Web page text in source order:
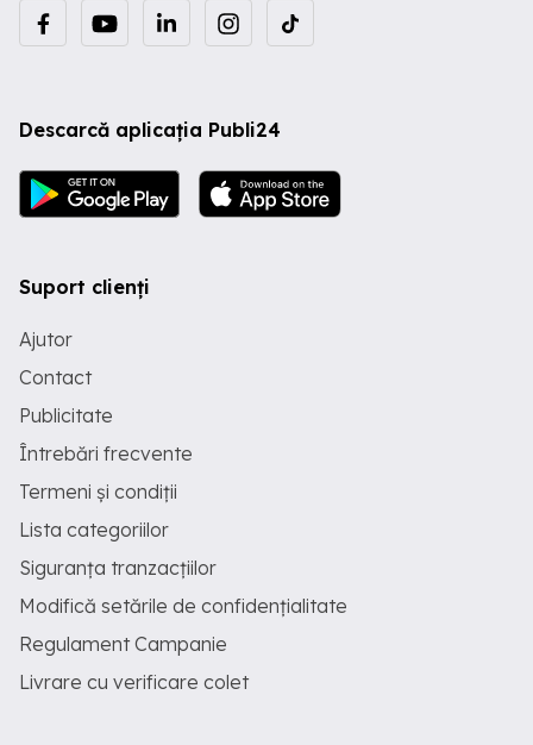
Descarcă aplicația Publi24
Suport clienți
Ajutor
Contact
Publicitate
Întrebări frecvente
Termeni și condiții
Lista categoriilor
Siguranța tranzacțiilor
Modifică setările de confidențialitate
Regulament Campanie
Livrare cu verificare colet